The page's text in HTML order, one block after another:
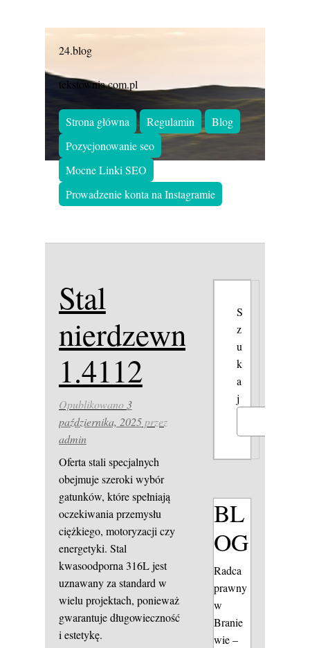
24.blog
tekstownia.com.pl
Strona główna Regulamin
Blog
Pozycjonowanie seo
Mocne Linki SEO
Prowadzenie konta na Instagramie
Stal
nierdzewna
1.4112
Opublikowano3
października, 2025przez
admin
Oferta stali specjalnych
obejmuje szeroki wybór
gatunków, które spełniają
oczekiwania przemysłu
ciężkiego, motoryzacji czy
energetyki. Stal
kwasoodporna 316L jest
uznawany za standard w
wielu projektach, ponieważ
gwarantuje długowieczność
i estetykę.
S
z
u
k
a
j
BL
OG
Radca
prawny
w
Branie
wie –